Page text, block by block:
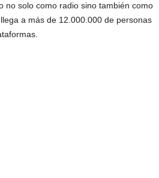
no solo como radio sino también como
a más de 12.000.000 de personas